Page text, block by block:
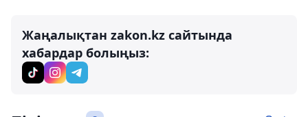
Жаңалықтан zakon.kz сайтында
хабардар болыңыз: